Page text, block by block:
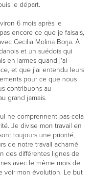
le départ.
6 mois après le
encore ce que je faisais,
Cecilia Molina Borja. À
et un suédois qui
en larmes quand j'ai
et que j'ai entendu leurs
pour ce que nous
contribuons au
grand jamais.
ne comprennent pas cela
Je divise mon travail en
toujours une priorité,
de notre travail acharné.
des différentes lignes de
avec le même mois de
voir mon évolution. Le but